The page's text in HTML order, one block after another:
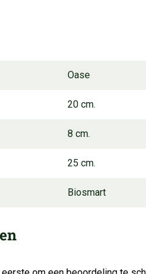
Oase
20 cm.
8 cm.
25 cm.
Biosmart